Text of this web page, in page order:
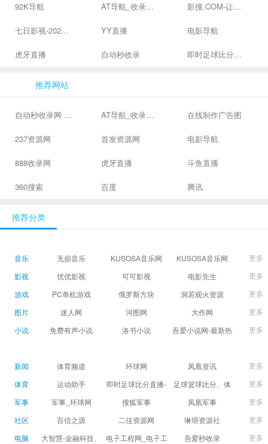
92K导航 AT导航_收录网_免费收录网站_自动收录网_秒收录 影搜.COM-让影视搜索变得简单
七日影视-2024全网高清电影大全-最新最全最好看的电影电视剧网站 - 七日影视 YY直播 电影导航
虎牙直播 自动秒收录 即时足球比分直播-精准赛程赛果及角球数查询 | 让足球滚一会
推荐网站
自动秒收录网 - 自动秒收录-网站收录-收录网站-网址收录-秒收录 AT导航_收录网_免费收录网站_自动收录网_秒收录 在线制作广告图
237资源网 首发资源网 电影导航
888收录网 虎牙直播 斗鱼直播
360搜索 百度 腾讯
推荐分类
音乐 无损音乐 KUSOSA音乐网 KUSOSA音乐网
更多
影视
优优影视 可可影视 电影先生
更多
游戏
PC单机游戏 俄罗斯方块 洞若观火资源
更多
图片
迷人网 河图网 大作网
更多
小说
免费有声小说 洛书小说
吾爱小说网-最新热
更多
新闻 体育频道 环球网 凤凰资讯
更多
体育
运动助手
即时足球比分直播-
精准赛程赛果及角
足球篮球比分、体
育赛果直播|让足球
更多
军事
军事_环球网 搜狐军事 凤凰军事
更多
社区
百信之源 二佳资源网 琳琅资源社
更多
电脑
大智慧-金融科技、
电子工程网_电子工
吾爱秒收录
更多